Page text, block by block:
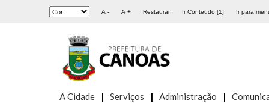
A - A + Restaurar Ir Conteudo [1] Ir para
A Cidade Serviços Administração